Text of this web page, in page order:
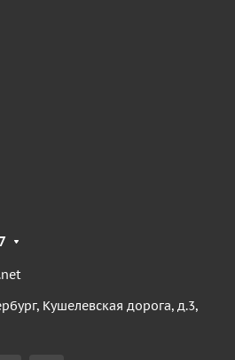
Кушелевская дорога, д.3,